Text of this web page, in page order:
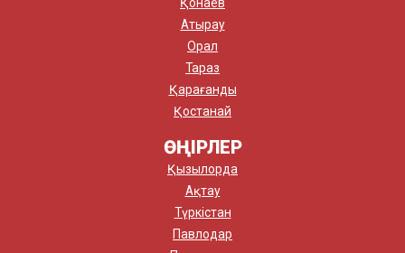
Атырау
Орал
Тараз
Қарағанды
Қостанай
ӨҢІРЛЕР
Қызылорда
Ақтау
Түркістан
Павлодар